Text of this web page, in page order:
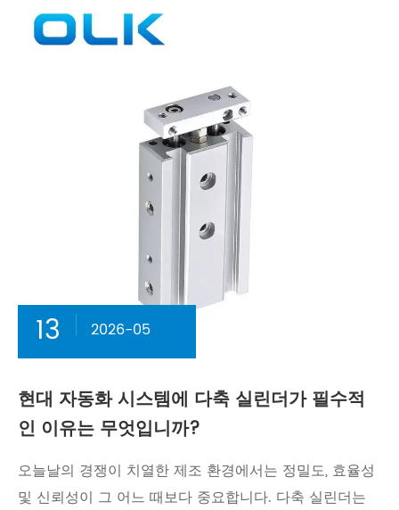
13 2026-05
현대 자동화 시스템에 다축 실린더가 필수적
인 이유는 무엇입니까?
오늘날의 경쟁이 치열한 제조 환경에서는 정밀도, 효율성
및 신뢰성이 그 어느 때보다 중요합니다. 다축 실린더는